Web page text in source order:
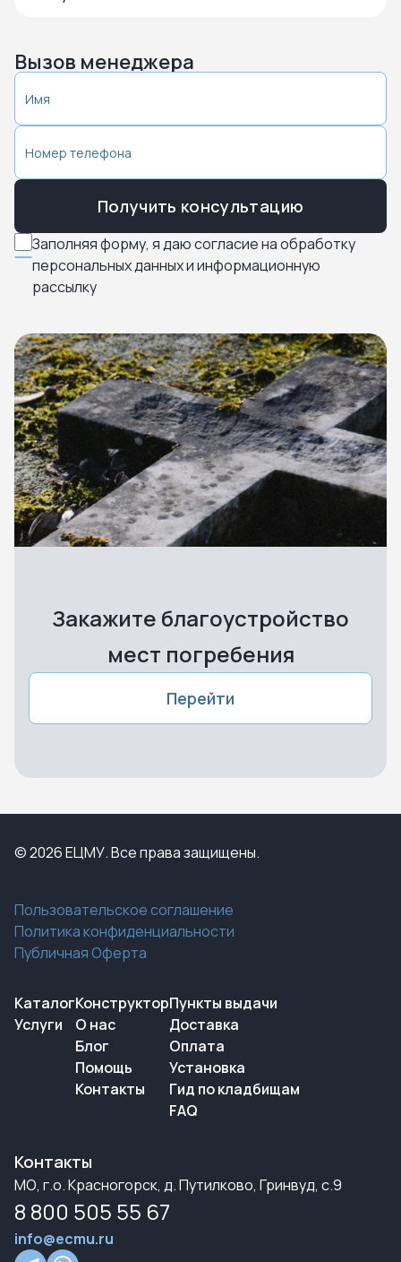
Вызов менеджера
Заполняя форму, я даю согласие на обработку
персональных данных и информационную
рассылку
Получить консультацию
Закажите благоустройство
мест погребения
Перейти
© 2026 ЕЦМУ. Все права защищены.
Пользовательское соглашение
Политика конфиденциальности
Публичная Оферта
Каталог
Услуги
Конструктор
О нас
Блог
Помощь
Контакты
Пункты выдачи
Доставка
Оплата
Установка
Гид по кладбищам
FAQ
Контакты
МО, г.о. Красногорск, д. Путилково, Гринвуд, с.9
8 800 505 55 67
info@ecmu.ru